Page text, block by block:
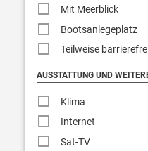
Mit Meerblick
Bootsanlegeplatz
Teilweise
AUSSTATTUNG UND
Klima
Internet
Sat-TV